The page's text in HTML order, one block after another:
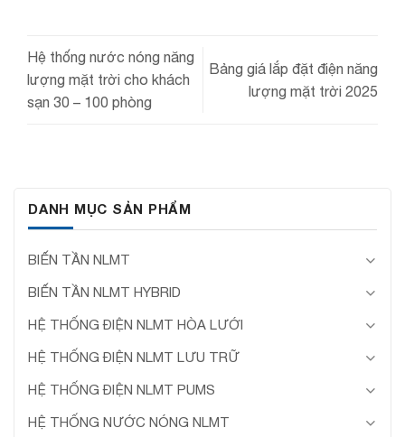
Hệ thống nước nóng năng
lượng mặt trời cho khách
sạn 30 – 100 phòng
Bảng giá lắp đặt điện năng
lượng mặt trời 2025
DANH MỤC SẢN PHẨM
BIẾN TẦN NLMT
BIẾN TẦN NLMT HYBRID
HỆ THỐNG ĐIỆN NLMT HÒA LƯỚI
HỆ THỐNG ĐIỆN NLMT LƯU TRỮ
HỆ THỐNG ĐIỆN NLMT PUMS
HỆ THỐNG NƯỚC NÓNG NLMT